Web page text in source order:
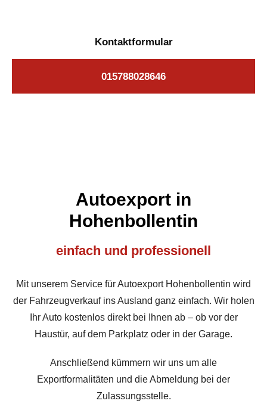
Kontaktformular
015788028646
Autoexport in
Hohenbollentin
einfach und professionell
Mit unserem Service für Autoexport Hohenbollentin wird
der Fahrzeugverkauf ins Ausland ganz einfach. Wir holen
Ihr Auto kostenlos direkt bei Ihnen ab – ob vor der
Haustür, auf dem Parkplatz oder in der Garage.
Anschließend kümmern wir uns um alle
Exportformalitäten und die Abmeldung bei der
Zulassungsstelle.